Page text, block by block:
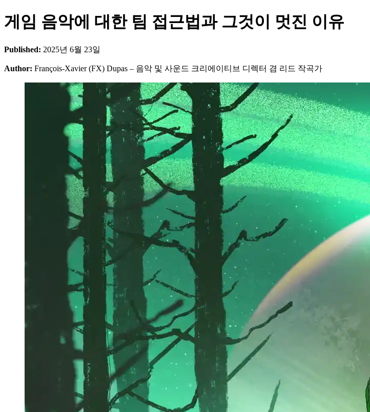
게임 음악에 대한 팀 접근법과 그것이 멋진 이유
Published: 2025년 6월 23일
Author: François-Xavier (FX) Dupas – 음악 및 사운드 크리에이티브 디렉터 겸 리드 작곡가